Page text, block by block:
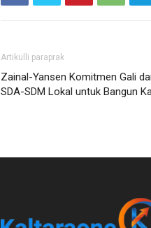
Artikulli paraprak
Zainal-Yansen Komitmen Gali
SDA-SDM Lokal untuk Bangun